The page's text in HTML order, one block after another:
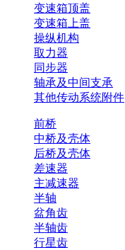
变速箱顶盖
变速箱上盖
操纵机构
取力器
同步器
轴承及中间支承
其他传动系统附件
前桥
中桥及壳体
后桥及壳体
差速器
主减速器
半轴
盆角齿
半轴齿
行星齿